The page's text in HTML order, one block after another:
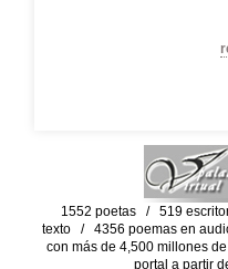
1552 poetas / 519
texto / 4356 poemas en
con más de 4,500 millones
portal a partir